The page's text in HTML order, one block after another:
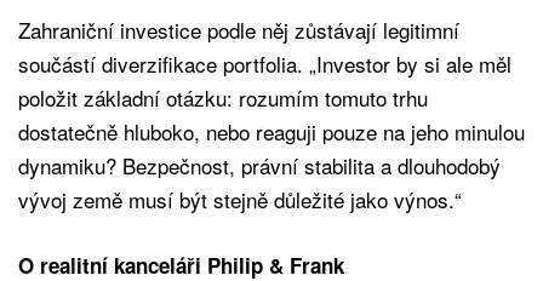
Zahraniční investice podle něj zůstávají legitimní
součástí diverzifikace portfolia. „Investor by si ale měl
položit základní otázku: rozumím tomuto trhu
dostatečně hluboko, nebo reaguji pouze na jeho minulou
dynamiku? Bezpečnost, právní stabilita a dlouhodobý
vývoj země musí být stejně důležité jako výnos.“
O realitní kanceláři Philip & Frank